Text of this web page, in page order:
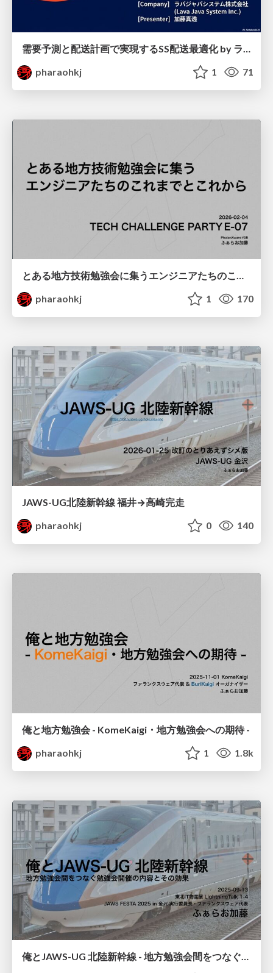
pharaohkj
1 71
とある地方技術勉強会に集うエンジニアたちのこれまでとこれから
pharaohkj
1 170
JAWS-UG北陸新幹線 福井→高崎完走
pharaohkj
0 140
俺と地方勉強会 - KomeKaigi・地方勉強会への期待 -
pharaohkj
1 1.8k
俺とJAWS-UG 北陸新幹線 - 地方勉強会間をつなぐ勉強会開催の内容とその効果 -